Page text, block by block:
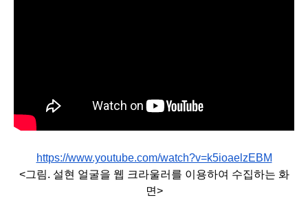
https://www.youtube.com/watch?v=k5ioaelzEBM
<그림. 설현 얼굴을 웹 크라울러를 이용하여 수집하는 화
면>